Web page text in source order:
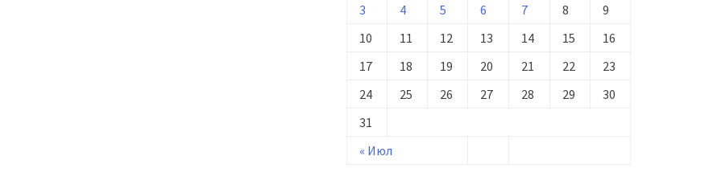
« Июл
3
4 5 6 7 8
9
10
11 12 13 14 15
16
17
18 19 20 21 22
23
24
25 26 27 28 29
30
31